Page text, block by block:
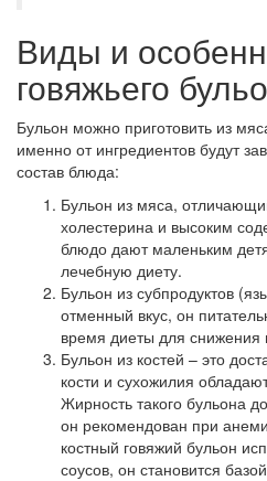
Виды и
говяжьего
Бульон можно приготовить из
именно от ингредиентов будут
состав блюда:
Бульон из мяса,
холестерина и высоким
блюдо дают маленьким
лечебную диету.
Бульон из субпродуктов
отменный вкус, он
время диеты для снижения
Бульон из костей – это
кости и сухожилия
Жирность такого бульона
он рекомендован при
костный говяжий бульон
соусов, он становится